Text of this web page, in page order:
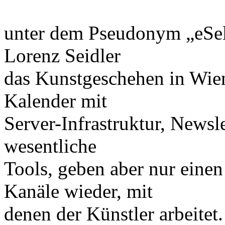
unter dem Pseudonym
Lorenz Seidler
das Kunstgeschehen in
Kalender mit
Server-Infrastruktur,
wesentliche
Tools, geben aber nur
Kanäle wieder, mit
denen der Künstler